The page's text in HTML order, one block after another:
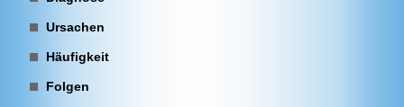
Ursachen
Häufigkeit
Folgen